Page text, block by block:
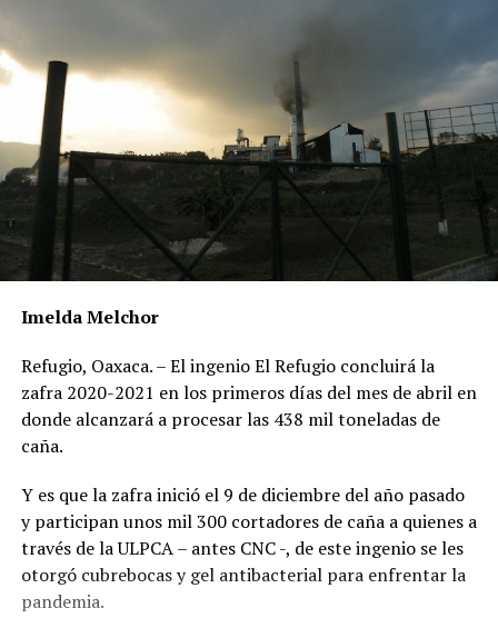
Imelda Melchor
Refugio, Oaxaca. – El ingenio El Refugio concluirá la
zafra 2020-2021 en los primeros días del mes de abril en
donde alcanzará a procesar las 438 mil toneladas de
caña.
Y es que la zafra inició el 9 de diciembre del año pasado
y participan unos mil 300 cortadores de caña a quienes a
través de la ULPCA – antes CNC -, de este ingenio se les
otorgó cubrebocas y gel antibacterial para enfrentar la
pandemia.